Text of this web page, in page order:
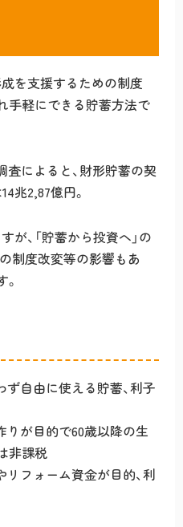
を支援するための制度
手軽にできる貯蓄方法で
によると、財形貯蓄の契
兆2,87億円。
、「貯蓄から投資へ」の
制度改変等の影響もあ
自由に使える貯蓄、利子
りが目的で60歳以降の生
非課税
フォーム資金が目的、利